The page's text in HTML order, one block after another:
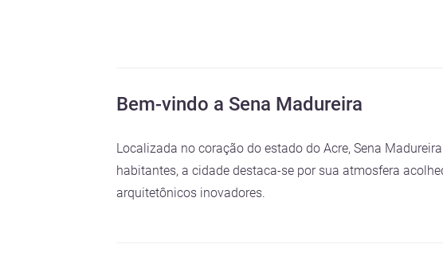
Bem-vindo a Sena Madureira
Localizada no coração do estado do Acre, Sena
habitantes, a cidade destaca-se por sua atmosfera
arquitetônicos inovadores.